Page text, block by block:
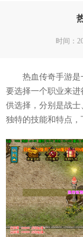
时间：
热血传奇手游
要选择一个职业来
供选择，分别是战
独特的技能和特点，